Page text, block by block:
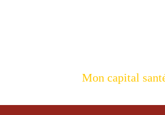
Mon capital